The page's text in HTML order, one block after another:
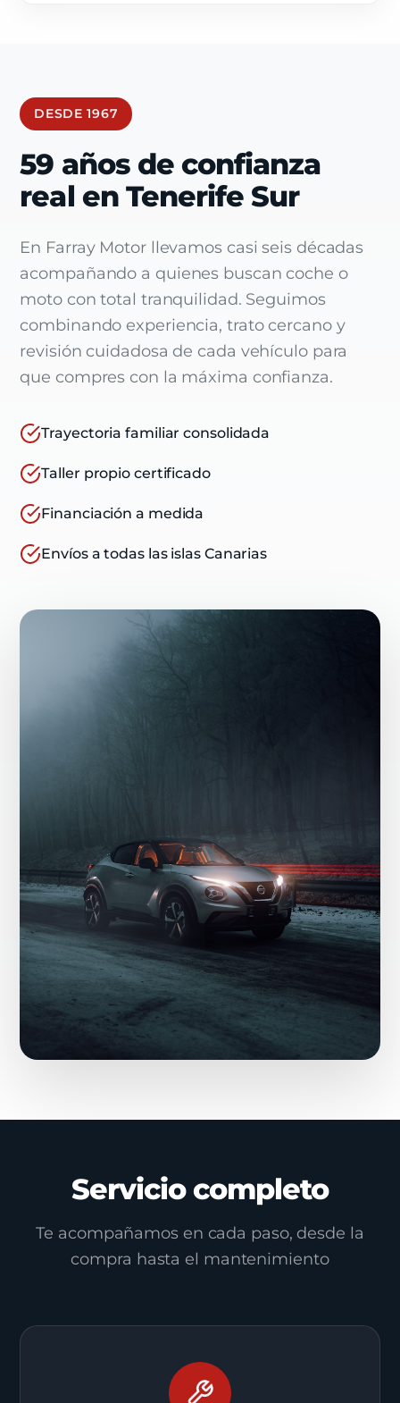
DESDE 1967
59 años de confianza
real en Tenerife Sur
En Farray Motor llevamos casi seis décadas
acompañando a quienes buscan coche o
moto con total tranquilidad. Seguimos
combinando experiencia, trato cercano y
revisión cuidadosa de cada vehículo para
que compres con la máxima confianza.
Trayectoria familiar consolidada
Taller propio certificado
Financiación a medida
Envíos a todas las islas Canarias
Servicio completo
Te acompañamos en cada paso, desde la
compra hasta el mantenimiento